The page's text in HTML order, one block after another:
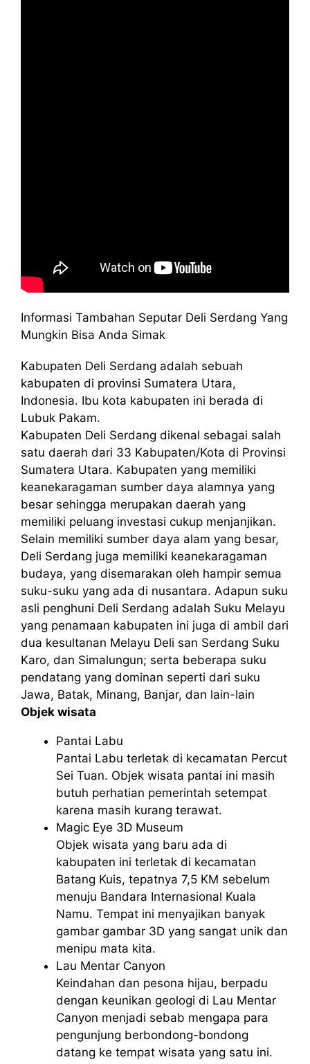
Informasi Tambahan Seputar Deli Serdang Yang
Mungkin Bisa Anda Simak
Kabupaten Deli Serdang adalah sebuah
kabupaten di provinsi Sumatera Utara,
Indonesia. Ibu kota kabupaten ini berada di
Lubuk Pakam.
Kabupaten Deli Serdang dikenal sebagai salah
satu daerah dari 33 Kabupaten/Kota di Provinsi
Sumatera Utara. Kabupaten yang memiliki
keanekaragaman sumber daya alamnya yang
besar sehingga merupakan daerah yang
memiliki peluang investasi cukup menjanjikan.
Selain memiliki sumber daya alam yang besar,
Deli Serdang juga memiliki keanekaragaman
budaya, yang disemarakan oleh hampir semua
suku-suku yang ada di nusantara. Adapun suku
asli penghuni Deli Serdang adalah Suku Melayu
yang penamaan kabupaten ini juga di ambil dari
dua kesultanan Melayu Deli san Serdang Suku
Karo, dan Simalungun; serta beberapa suku
pendatang yang dominan seperti dari suku
Jawa, Batak, Minang, Banjar, dan lain-lain
Objek wisata
Pantai Labu
Pantai Labu terletak di kecamatan Percut
Sei Tuan. Objek wisata pantai ini masih
butuh perhatian pemerintah setempat
karena masih kurang terawat.
Magic Eye 3D Museum
Objek wisata yang baru ada di
kabupaten ini terletak di kecamatan
Batang Kuis, tepatnya 7,5 KM sebelum
menuju Bandara Internasional Kuala
Namu. Tempat ini menyajikan banyak
gambar gambar 3D yang sangat unik dan
menipu mata kita.
Lau Mentar Canyon
Keindahan dan pesona hijau, berpadu
dengan keunikan geologi di Lau Mentar
Canyon menjadi sebab mengapa para
pengunjung berbondong-bondong
datang ke tempat wisata yang satu ini.